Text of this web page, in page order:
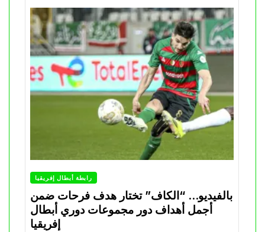
رابطة أبطال إفريقيا
بالفيديو… “الكاف” تختار هدف فرحات ضمن
أجمل أهداف دور مجموعات دوري أبطال
إفريقيا